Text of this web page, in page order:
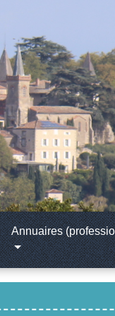
Annuaires